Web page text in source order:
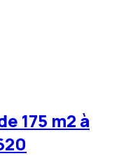
175 m2 à